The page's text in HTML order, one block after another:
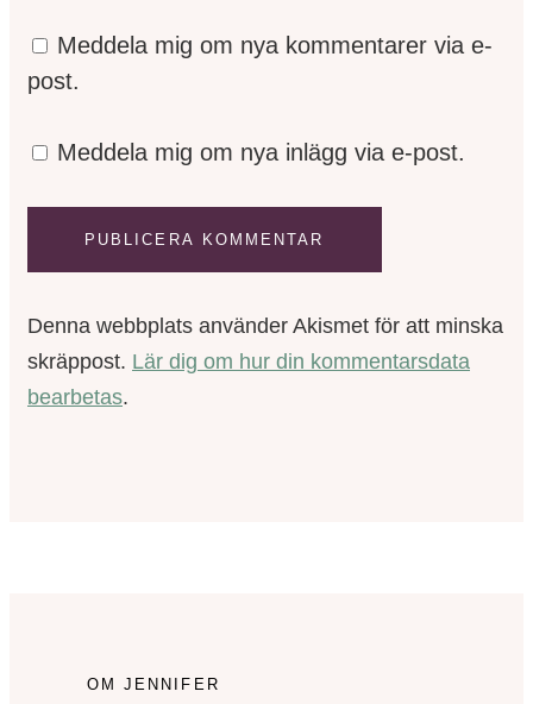
Meddela mig om nya kommentarer via e-
post.
Meddela mig om nya inlägg via e-post.
Denna webbplats använder Akismet för att minska
skräppost. Lär dig om hur din kommentarsdata
bearbetas.
OM JENNIFER